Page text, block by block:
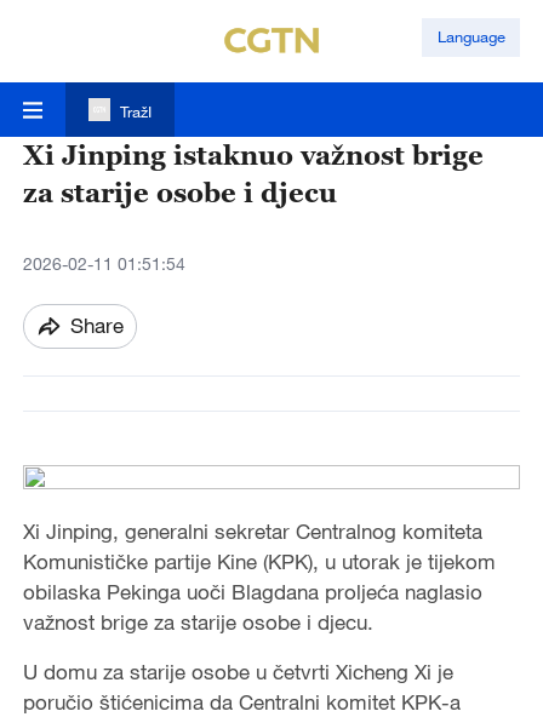
Language
TražI
Xi Jinping istaknuo važnost brige
za starije osobe i djecu
2026-02-11 01:51:54
Share
Xi Jinping, generalni sekretar Centralnog komiteta
Komunističke partije Kine (KPK), u utorak je tijekom
obilaska Pekinga uoči Blagdana proljeća naglasio
važnost brige za starije osobe i djecu.
U domu za starije osobe u četvrti Xicheng Xi je
poručio štićenicima da Centralni komitet KPK-a